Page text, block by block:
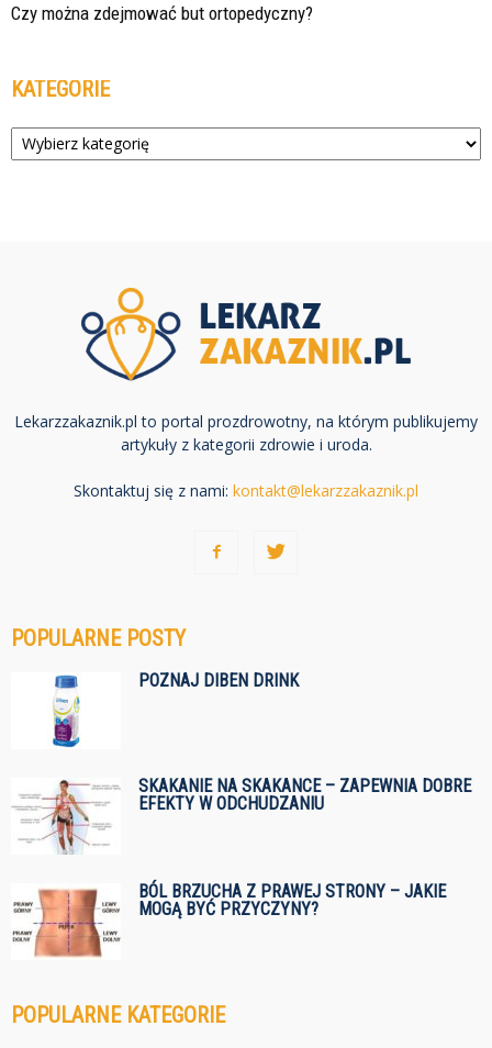
Czy można zdejmować but ortopedyczny?
KATEGORIE
Kategorie
Lekarzzakaznik.pl to portal prozdrowotny, na którym publikujemy
artykuły z kategorii zdrowie i uroda.
Skontaktuj się z nami: kontakt@lekarzzakaznik.pl
POPULARNE POSTY
POZNAJ DIBEN DRINK
SKAKANIE NA SKAKANCE – ZAPEWNIA DOBRE
EFEKTY W ODCHUDZANIU
BÓL BRZUCHA Z PRAWEJ STRONY – JAKIE
MOGĄ BYĆ PRZYCZYNY?
POPULARNE KATEGORIE